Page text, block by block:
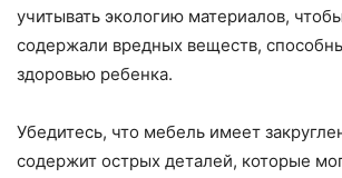
учитывать экологию материалов,
содержали вредных веществ,
здоровью ребенка.
Убедитесь, что мебель имеет
содержит острых деталей, которые